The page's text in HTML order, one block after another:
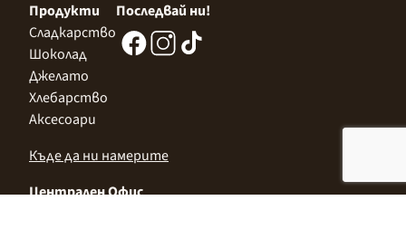
Продукти
Сладкарство
Шоколад
Джелато
Хлебарство
Аксесоари
Последвай ни!
Къде да ни намерите
Централен Офис